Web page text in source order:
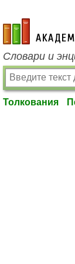
academic.ru
Словари и
Толкования